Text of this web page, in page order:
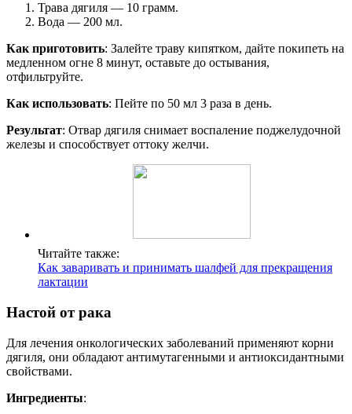
Трава дягиля — 10 грамм.
Вода — 200 мл.
Как приготовить: Залейте траву кипятком, дайте покипеть на
медленном огне 8 минут, оставьте до остывания,
отфильтруйте.
Как использовать: Пейте по 50 мл 3 раза в день.
Результат: Отвар дягиля снимает воспаление поджелудочной
железы и способствует оттоку желчи.
Читайте также:
Как заваривать и принимать шалфей для прекращения
лактации
Настой от рака
Для лечения онкологических заболеваний применяют корни
дягиля, они обладают антимутагенными и антиоксидантными
свойствами.
Ингредиенты: